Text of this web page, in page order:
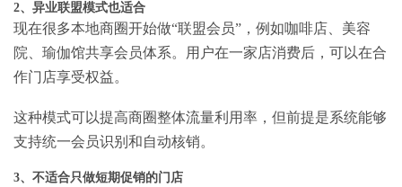
2、异业联盟模式也适合
现在很多本地商圈开始做“联盟会员”，例如咖啡店、美容
院、瑜伽馆共享会员体系。用户在一家店消费后，可以在合
作门店享受权益。
这种模式可以提高商圈整体流量利用率，但前提是系统能够
支持统一会员识别和自动核销。
3、不适合只做短期促销的门店